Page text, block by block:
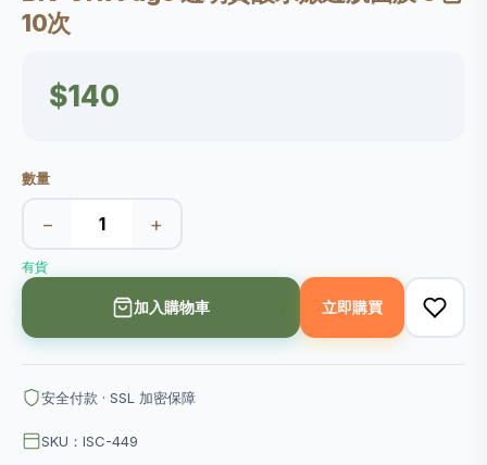
10次
$140
數量
− +
有貨
加入購物車 立即購買
安全付款 · SSL 加密保障
SKU：ISC-449